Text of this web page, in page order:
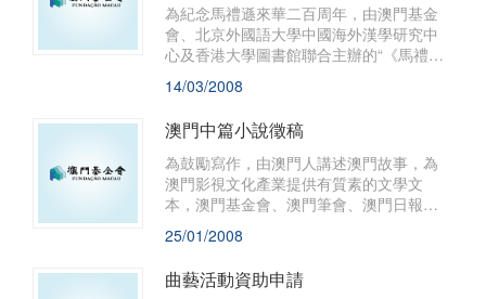
為紀念馬禮遜來華二百周年，由澳門基金
會、北京外國語大學中國海外漢學研究中
心及香港大學圖書館聯合主辦的“《馬禮遜
際學術研討會開幕式”，將於2008年3月18
會議廳舉行。
14/03/2008
澳門中篇小說徵稿
為鼓勵寫作，由澳門人講述澳門故事，為
澳門影視文化產業提供有質素的文學文
本，澳門基金會、澳門筆會、澳門日報出
作品可獲五萬元奬勵、並出版作品單行
25/01/2008
曲藝活動資助申請